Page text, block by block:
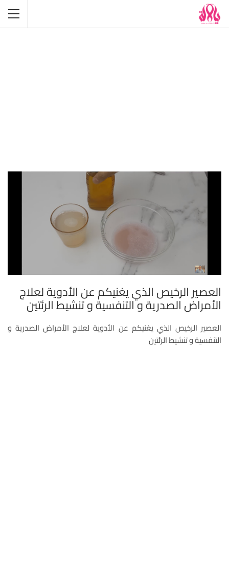
العصير الرخيص الذي يغنيكم عن الأدوية لعلاج
الأمراض الصدرية و التنفسية و تنشيط الرئتين
العصير الرخيص الذي يغنيكم عن الأدوية لعلاج الأمراض الصدرية و
التنفسية و تنشيط الرئتين